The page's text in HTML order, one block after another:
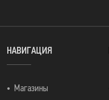
НАВИГАЦИЯ
Магазины